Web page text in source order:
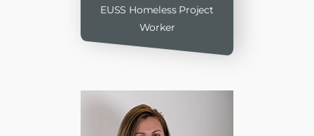
EUSS Homeless Project
Worker